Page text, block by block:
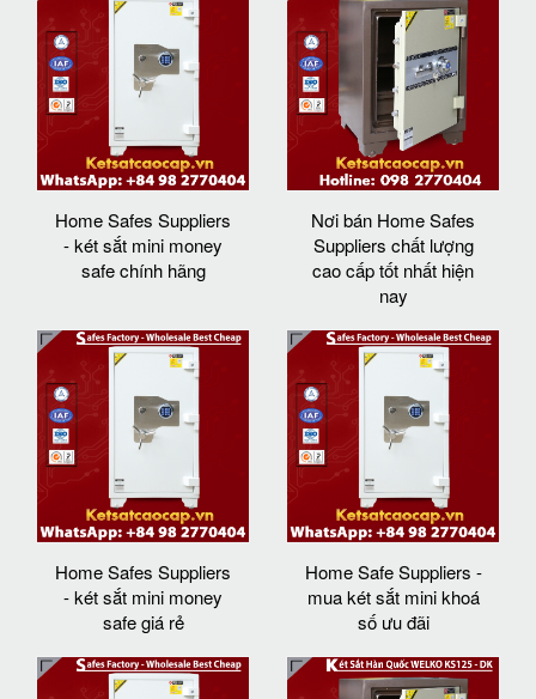
Home Safes Suppliers
- két sắt mini money
safe chính hãng
Nơi bán Home Safes
Suppliers chất lượng
cao cấp tốt nhất hiện
nay
Home Safes Suppliers
- két sắt mini money
safe giá rẻ
Home Safe Suppliers -
mua két sắt mini khoá
số ưu đãi